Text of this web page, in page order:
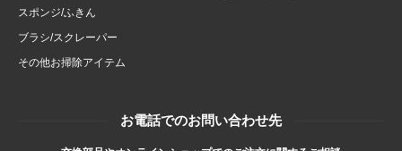
スポンジ/ふきん
ブラシ/スクレーパー
その他お掃除アイテム
お電話でのお問い合わせ先